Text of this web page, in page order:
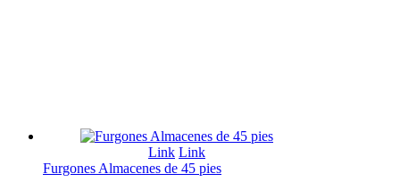
Link Link
Furgones Almacenes de 45 pies